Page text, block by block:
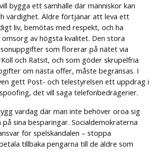
bygga ett samhälle där människor kan
värdighet. Äldre förtjänar att leva ett
liv, bemötas med respekt, och ha
av högsta kvalitet. Den stora
som florerar på nätet via
och Ratsit, och som göder skrupelfria
om nästa offer, måste begränsas. I
gett Post- och telestyrelsen ett uppdrag i
det vill säga telefonbedrägerier.
vardag där man inte behöver oroa sig
sina besparingar. Socialdemokraterna
för spelskandalen – stoppa
tillbaka pengarna till de äldre som